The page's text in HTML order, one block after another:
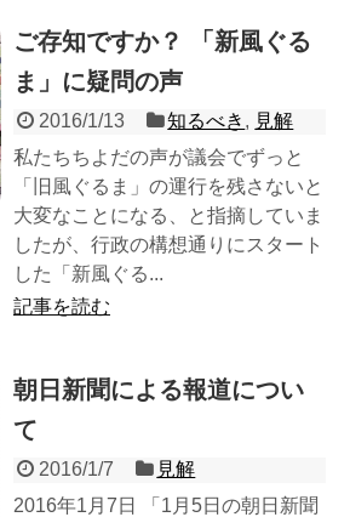
ご存知ですか？ 「新風ぐる
ま」に疑問の声
2016/1/13 知るべき , 見解
私たちちよだの声が議会でずっと
「旧風ぐるま」の運行を残さないと
大変なことになる、と指摘していま
したが、行政の構想通りにスタート
した「新風ぐる...
記事を読む
朝日新聞による報道につい
て
2016/1/7
見解
2016年1月7日 「1月5日の朝日新聞